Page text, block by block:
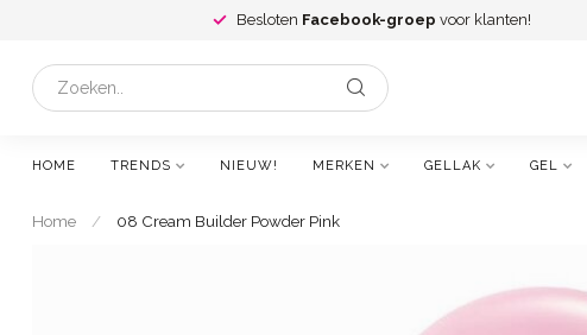
Besloten Facebook-groep voor klanten!
HOME TRENDS NIEUW! MERKEN GELLAK GEL
Home / 08 Cream Builder Powder Pink